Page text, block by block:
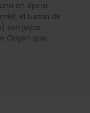
en Jijona.
el turrón de
son joyas
Origen que
Este postre de
boniato, azúcar y
joya de la
el sabor auténtico
los
pequeñas figuras
frutas de la
de Jaime I a la